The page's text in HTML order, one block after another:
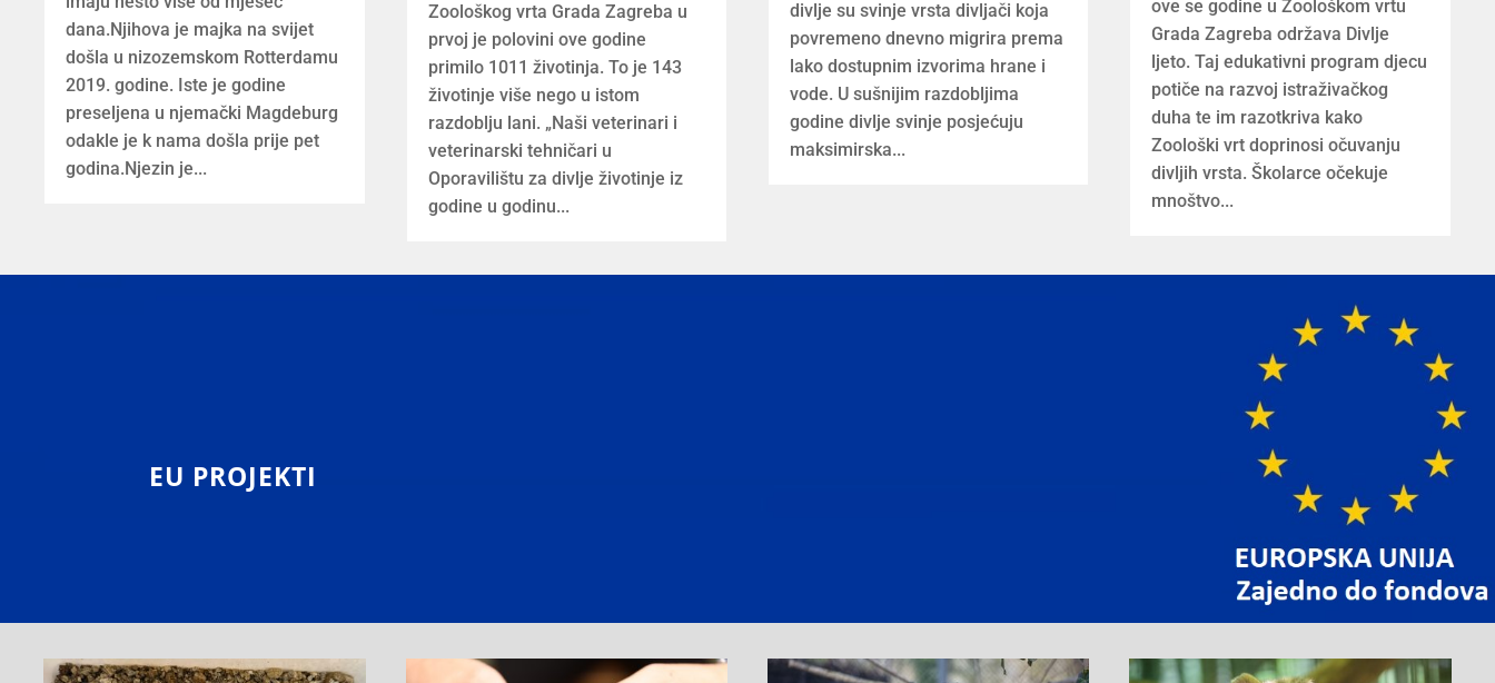
dana.Njihova je majka na svijet
došla u nizozemskom Rotterdamu
2019. godine. Iste je godine
preseljena u njemački Magdeburg
odakle je k nama došla prije pet
godina.Njezin je...
Zoološkog vrta Grada Zagreba u
prvoj je polovini ove godine
primilo 1011 životinja. To je 143
životinje više nego u istom
razdoblju lani. „Naši veterinari i
veterinarski tehničari u
Oporavilištu za divlje životinje iz
godine u godinu...
divlje su svinje vrsta divljači koja
povremeno dnevno migrira prema
lako dostupnim izvorima hrane i
vode. U sušnijim razdobljima
godine divlje svinje posjećuju
maksimirska...
ove se godine u Zoološkom vrtu
Grada Zagreba održava Divlje
ljeto. Taj edukativni program djecu
potiče na razvoj istraživačkog
duha te im razotkriva kako
Zoološki vrt doprinosi očuvanju
divljih vrsta. Školarce očekuje
mnoštvo...
EU PROJEKTI